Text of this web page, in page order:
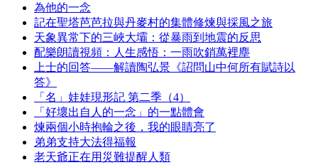
為他的一念
記在聖塔芭芭拉與丹麥村的集體修煉與採風之旅
天象異常下的三峽大壩：從暴雨到地震的反思
配樂朗讀視頻：人生感悟：一雨吹銷萬裡塵
上士的回答——解讀陶弘景《詔問山中何所有賦詩以
答》
「名」娃娃現形記 第二季（4）
「好壞出自人的一念」的一點體會
煉兩個小時抱輪之後，我的眼睛亮了
弟弟支持大法得福報
老天爺正在用災難提醒人類